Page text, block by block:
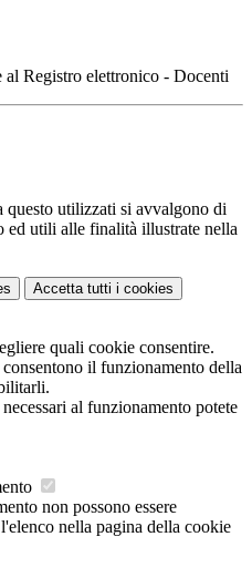
al Registro elettronico - Docenti
questo utilizzati si avvalgono di
ed utili alle finalità illustrate nella
Accetta tutti i cookies
quali cookie consentire.
il funzionamento della
al funzionamento potete
non possono essere
nella pagina della cookie